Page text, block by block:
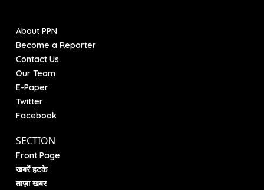
About PPN
Become a Reporter
Contact Us
Our Team
E-Paper
Twitter
Facebook
SECTION
Front Page
खबरें हटके
ताज़ा खबर